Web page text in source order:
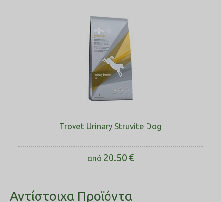
Trovet Urinary Struvite Dog
από 20.50€
Αντίστοιχα Προϊόντα